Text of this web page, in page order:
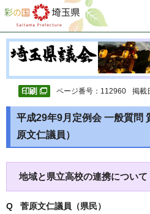
彩の国 埼玉県
ページ番号：112960 掲載
平成29年9月定例会 一般質問
原文仁議員）
地域と県立高校の連携について
Q 菅原文仁議員（県民）